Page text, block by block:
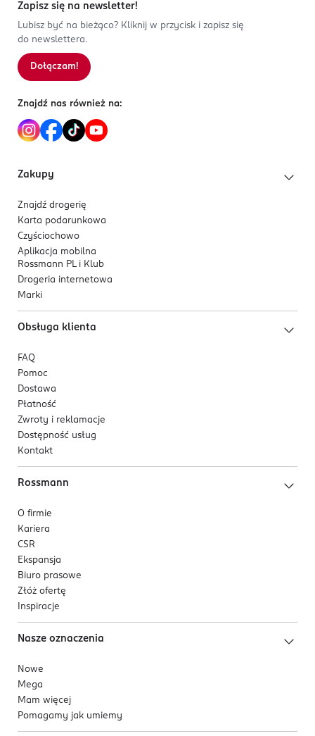
Zapisz się na newsletter!
Lubisz być na bieżąco? Kliknij w przycisk i zapisz się
do newslettera.
Dołączam!
Znajdź nas również na:
Zakupy
Znajdź drogerię
Karta podarunkowa
Czyściochowo
Aplikacja mobilna
Rossmann PL i Klub
Drogeria internetowa
Marki
Obsługa klienta
FAQ
Pomoc
Dostawa
Płatność
Zwroty i reklamacje
Dostępność usług
Kontakt
Rossmann
O firmie
Kariera
CSR
Ekspansja
Biuro prasowe
Złóż ofertę
Inspiracje
Nasze oznaczenia
Nowe
Mega
Mam więcej
Pomagamy jak umiemy